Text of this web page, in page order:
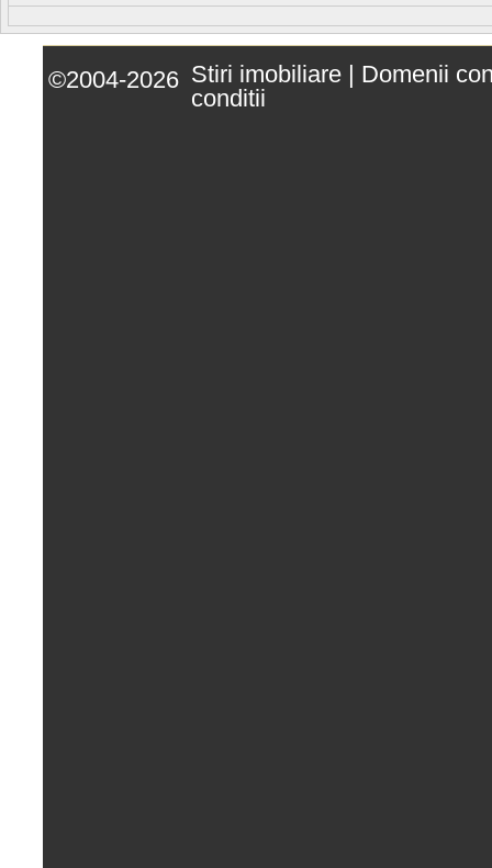
©2004-2026 Stiri imobiliare | Domenii
conditii